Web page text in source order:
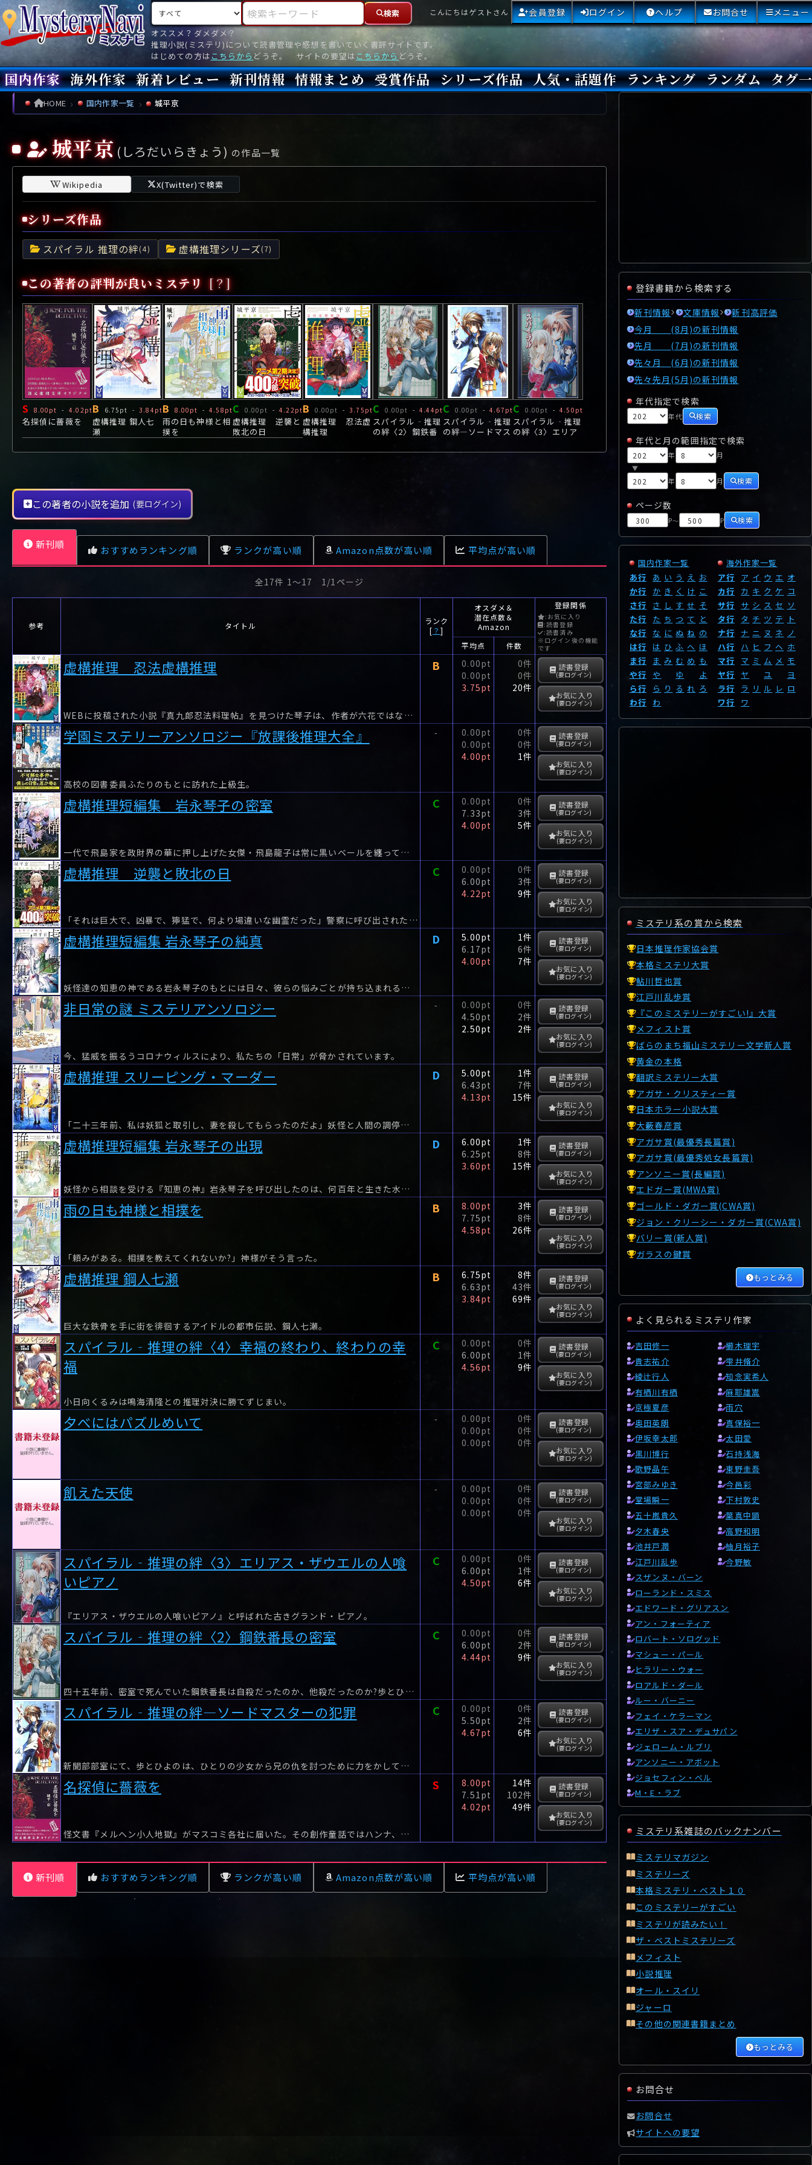
オススメ？ダメダメ？
推理小説(ミステリ)について読書管理や感想を書いていく書評サイトです。
はじめての方は こちらから どうぞ。 サイトの要望は こちらから どうぞ。
検索対象 検索キーワード
検索 こんにちはゲストさん 会員登録 ログイン ヘルプ お問合せ メニュー
国内作家
あ行 あ い う え
お
さ行
さ し す せ
そ
た行
た ち つ て
と
な行
な に ぬ ね
の
は行
は ひ ふ
ま行
ま み む め
も
や行
や ゆ
ら行
ら り る れ
ろ
わ行
わ
海外作家
ア行 ア イ ウ
サ行
サ シ ス セ
ソ
タ行
タ チ ツ テ
ト
ナ行
ナ ニ ヌ ネ
ノ
ハ行
マ行
マ ミ ム メ
モ
ヤ行
ヤ ユ
ヨ
ラ行
ラ リ ル レ
ロ
ワ行
ワ
新着レビュー 新刊情報 情報まとめ 受賞作品 シリーズ作品 人気・話題作 ランキング ランダム タグ
HOME 国内作家一覧 城平京
城平京 (しろだいらきょう) の作品一覧
Wikipedia X(Twitter)で検索
シリーズ作品
スパイラル 推理の絆(4) 虚構推理シリーズ(7)
この著者の評判が良いミステリ [？]
S 8.00pt - 4.02pt
名探偵に薔薇を
B 6.75pt - 3.84pt
虚構推理 鋼人七
瀬
B 8.00pt - 4.58pt
雨の日も神様と相
撲を
C 0.00pt - 4.22pt
虚構推理 逆襲と
敗北の日
B 0.00pt - 3.75pt
虚構推理 忍法虚
構推理
C 0.00pt - 4.44pt
スパイラル‐推理
の絆〈2〉鋼鉄番
C 0.00pt - 4.67pt
スパイラル‐推理
の絆―ソードマス
C 0.00pt - 4.50pt
スパイラル‐推理
の絆〈3〉エリア
喰いピアノ
C 0.00pt -
スパイラル‐推理
の絆〈4〉幸福の
C
虚構推理短編集
岩永琴子の密室
3.60pt
虚構推理短編集
岩永琴子の出現
夕べにはパズルめ
いて
この著者の小説を追加 (要ログイン)
新刊順 おすすめランキング順 ランクが高い順 Amazon点数が高い順 平均点が高い順
全17件 1〜17 1/1ページ
参考 タイトル
ランク
[ ？]
オスダメ＆
潜在点数＆
Amazon
登録関係
:お気に入り
:読書登録
:読書済み
※ログイン後の機能
です
平均点 件数
虚構推理 忍法虚構推理
WEBに投稿された小説『真九郎忍法料理帖』を見つけた琴子は、作者が六花ではないかと疑う。
B
0.00pt
0.00pt
3.75pt
0件
0件
20件
読書登録
(要ログイン)
お気に入り
(要ログイン)
学園ミステリーアンソロジー『放課後推理大全』
高校の図書委員ふたりのもとに訪れた上級生。
-
0.00pt
0.00pt
4.00pt
0件
0件
1件
読書登録
(要ログイン)
お気に入り
(要ログイン)
虚構推理短編集 岩永琴子の密室
一代で飛島家を政財界の華に押し上げた女傑・飛島龍子は常に黒いベールを纏っている。
C
0.00pt
7.33pt
4.00pt
0件
3件
5件
読書登録
(要ログイン)
お気に入り
(要ログイン)
虚構推理 逆襲と敗北の日
「それは巨大で、凶暴で、獰猛で、何より場違いな幽霊だった」警察に呼び出された琴子と九郎。
C
0.00pt
6.00pt
4.22pt
0件
3件
9件
読書登録
(要ログイン)
お気に入り
(要ログイン)
虚構推理短編集 岩永琴子の純真
妖怪達の知恵の神である岩永琴子のもとには日々、彼らの悩みごとが持ち込まれる。美しき雪女から届いた依頼もそのひとつ。
D
5.00pt
6.17pt
4.00pt
1件
6件
7件
読書登録
(要ログイン)
お気に入り
(要ログイン)
非日常の謎 ミステリアンソロジー
今、猛威を振るうコロナウィルスにより、私たちの「日常」が脅かされています。
-
0.00pt
4.50pt
2.50pt
0件
2件
2件
読書登録
(要ログイン)
お気に入り
(要ログイン)
虚構推理 スリーピング・マーダー
「二十三年前、私は妖狐と取引し、妻を殺してもらったのだよ」妖怪と人間の調停役として怪異事件を解決してきた岩永琴子は、大富豪の老人に告白される。
D
5.00pt
6.43pt
4.13pt
1件
7件
15件
読書登録
(要ログイン)
お気に入り
(要ログイン)
虚構推理短編集 岩永琴子の出現
妖怪から相談を受ける『知恵の神』岩永琴子を呼び出したのは、何百年と生きた水神の大蛇。
D
6.00pt
6.25pt
3.60pt
1件
8件
15件
読書登録
(要ログイン)
お気に入り
(要ログイン)
雨の日も神様と相撲を
「頼みがある。相撲を教えてくれないか?」神様がそう言った。
B
8.00pt
7.75pt
4.58pt
3件
8件
26件
読書登録
(要ログイン)
お気に入り
(要ログイン)
虚構推理 鋼人七瀬
巨大な鉄骨を手に街を徘徊するアイドルの都市伝説、鋼人七瀬。
B
6.75pt
6.63pt
3.84pt
8件
43件
69件
読書登録
(要ログイン)
お気に入り
(要ログイン)
スパイラル‐推理の絆〈4〉幸福の終わり、終わりの幸
福
小日向くるみは鳴海清隆との推理対決に勝てずじまい。
C
0.00pt
6.00pt
4.56pt
0件
1件
9件
読書登録
(要ログイン)
お気に入り
(要ログイン)
夕べにはパズルめいて -
0.00pt
0.00pt
0.00pt
0件
0件
0件
読書登録
(要ログイン)
お気に入り
(要ログイン)
飢えた天使 -
0.00pt
0.00pt
0.00pt
0件
0件
0件
読書登録
(要ログイン)
お気に入り
(要ログイン)
スパイラル‐推理の絆〈3〉エリアス・ザウエルの人喰
いピアノ
『エリアス・ザウエルの人喰いピアノ』と呼ばれた古きグランド・ピアノ。
C
0.00pt
6.00pt
4.50pt
0件
1件
6件
読書登録
(要ログイン)
お気に入り
(要ログイン)
スパイラル‐推理の絆〈2〉鋼鉄番長の密室
四十五年前、密室で死んでいた鋼鉄番長は自殺だったのか、他殺だったのか?歩とひよのは謎の美少女・牧野千景のために、「熱き番長の時代」を揺るがす密室を開くことに…。
C
0.00pt
6.00pt
4.44pt
0件
2件
9件
読書登録
(要ログイン)
お気に入り
(要ログイン)
スパイラル‐推理の絆―ソードマスターの犯罪
新聞部部室にて、歩とひよのは、ひとりの少女から兄の仇を討つために力をかしてほしいと懇願される。
C
0.00pt
5.50pt
4.67pt
0件
2件
6件
読書登録
(要ログイン)
お気に入り
(要ログイン)
名探偵に薔薇を
怪文書『メルヘン小人地獄』がマスコミ各社に届いた。その創作童話ではハンナ、ニコラス、フローラが順々に殺される。
S
8.00pt
7.51pt
4.02pt
14件
102件
49件
読書登録
(要ログイン)
お気に入り
(要ログイン)
新刊順 おすすめランキング順 ランクが高い順 Amazon点数が高い順 平均点が高い順
登録書籍から検索する
新刊情報 文庫情報
新刊高評価
今月 (8月)の新刊情報
先月 (7月)の新刊情報
先々月 (6月)の新刊情報
先々先月(5月)の新刊情報
年代指定で検索
年代 検索
年代と月の範囲指定で検索
年 月
▼
年 月 検索
ページ数
P～ P 検索
国内作家一覧
あ行
あ い う え お
か行
か き く け こ
さ行
さ し す せ そ
た行
た ち つ て と
な行
な に ぬ ね の
は行
は ひ ふ へ ほ
ま行
ま み む め も
や行
や ゆ
よ
ら行
ら り る れ ろ
わ行 わ
海外作家一覧
ア行
ア イ ウ エ オ
カ行
カ キ ク ケ コ
サ行
サ シ ス セ ソ
タ行
タ チ ツ テ
ト
ナ行
ナ ニ ヌ ネ ノ
ハ行
ハ ヒ フ ヘ ホ
マ行
マ ミ ム メ モ
ヤ行
ヤ ユ
ヨ
ラ行
ラ リ ル レ ロ
ワ行
ワ
ミステリ系の賞から検索
日本推理作家協会賞
本格ミステリ大賞
鮎川哲也賞
江戸川乱歩賞
『このミステリーがすごい!』大賞
メフィスト賞
ばらのまち福山ミステリー文学新人賞
黄金の本格
翻訳ミステリー大賞
アガサ・クリスティー賞
日本ホラー小説大賞
大藪春彦賞
アガサ賞(最優秀長篇賞)
アガサ賞(最優秀処女長篇賞)
アンソニー賞(長編賞)
エドガー賞(MWA賞)
ゴールド・ダガー賞(CWA賞)
ジョン・クリーシー・ダガー賞(CWA賞)
バリー賞(新人賞)
ガラスの鍵賞
もっとみる
よく見られるミステリ作家
吉田修一
櫛木理宇
貴志祐介
雫井脩介
綾辻行人
知念実希人
有栖川有栖
麻耶雄嵩
京極夏彦
雨穴
奥田英朗
真保裕一
伊坂幸太郎
太田愛
黒川博行
石持浅海
歌野晶午
東野圭吾
宮部みゆき
今邑彩
堂場瞬一
下村敦史
五十嵐貴久
葉真中顕
夕木春央
高野和明
池井戸潤
柚月裕子
江戸川乱歩
今野敏
スザンヌ・バーン
ローランド・スミス
エドワード・グリアスン
アン・フォーティア
ロバート・ソログッド
マシュー・パール
ヒラリー・ウォー
ロアルド・ダール
ルー・バーニー
フェイ・ケラーマン
エリザ・スア・デュサパン
ジェローム・ルブリ
アンソニー・アボット
ジョセフィン・ベル
M・E・ラブ
ミステリ系雑誌のバックナンバー
ミステリマガジン
ミステリーズ
本格ミステリ・ベスト１０
このミステリーがすごい
ミステリが読みたい！
ザ・ベストミステリーズ
メフィスト
小説推理
オール・スイリ
ジャーロ
その他の関連書籍まとめ
もっとみる
お問合せ
お問合せ
サイトへの要望